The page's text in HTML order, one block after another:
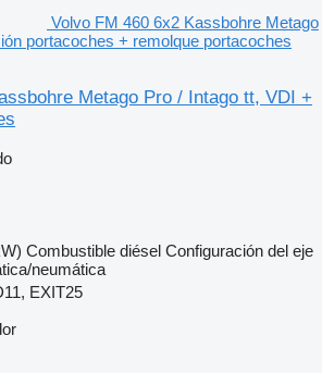
Volvo FM 460 6x2 Kassbohre Metago
portacoches + remolque portacoches
Metago Pro / Intago tt, VDI +
Combustible diésel Configuración del eje
neumática
EXIT25